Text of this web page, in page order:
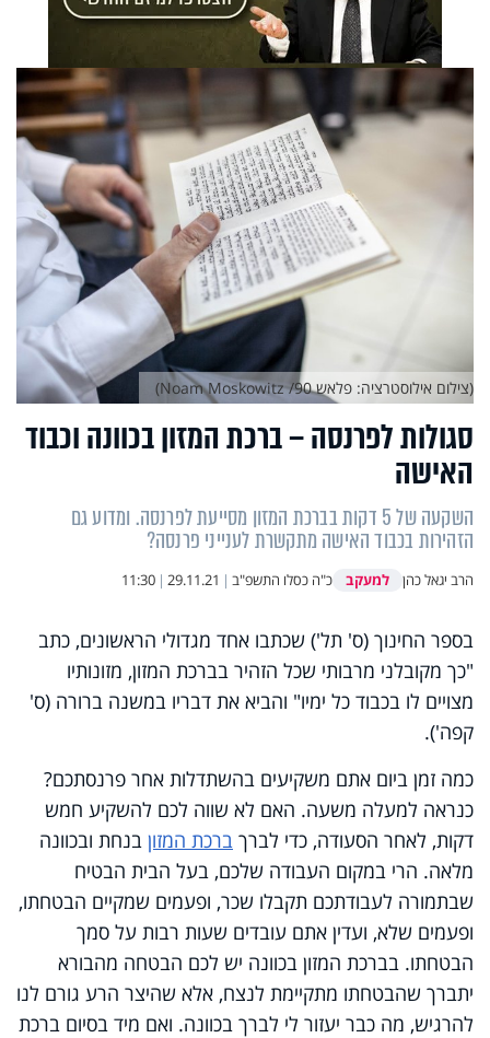
סגולות לפרנסה – ברכת המזון בכוונה וכבוד
האישה
השקעה של 5 דקות בברכת המזון מסייעת לפרנסה. ומדוע גם
הזהירות בכבוד האישה מתקשרת לענייני פרנסה?
הרב יגאל כהן למעקב כ"ה כסלו התשפ"ב |
29.11.21
|
11:30
(צילום אילוסטרציה: פלאש 90/ Noam Moskowitz)
בספר החינוך (ס' תל') שכתבו אחד מגדולי הראשונים, כתב
"כך מקובלני מרבותי שכל הזהיר בברכת המזון, מזונותיו
מצויים לו בכבוד כל ימיו" והביא את דבריו במשנה ברורה (ס'
קפה').
כמה זמן ביום אתם משקיעים בהשתדלות אחר פרנסתכם?
כנראה למעלה משעה. האם לא שווה לכם להשקיע חמש
דקות, לאחר הסעודה, כדי לברך ברכת המזון בנחת ובכוונה
מלאה. הרי במקום העבודה שלכם, בעל הבית הבטיח
שבתמורה לעבודתכם תקבלו שכר, ופעמים שמקיים הבטחתו,
ופעמים שלא, ועדין אתם עובדים שעות רבות על סמך
הבטחתו. בברכת המזון בכוונה יש לכם הבטחה מהבורא
יתברך שהבטחתו מתקיימת לנצח, אלא שהיצר הרע גורם לנו
להרגיש, מה כבר יעזור לי לברך בכוונה. ואם מיד בסיום ברכת